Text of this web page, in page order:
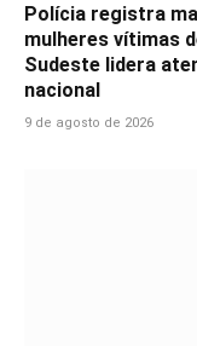
Polícia registra
mulheres vítimas
Sudeste lidera
nacional
9 de agosto de 2026